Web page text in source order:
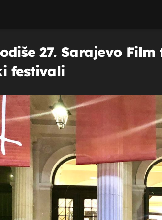
27. Sarajevo
festivali